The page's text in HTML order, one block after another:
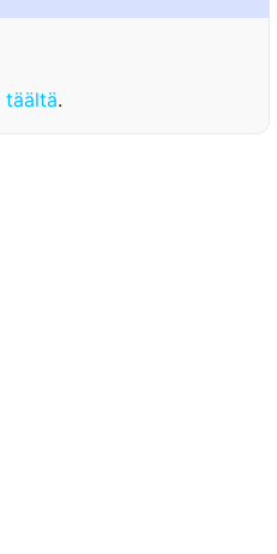
täältä.